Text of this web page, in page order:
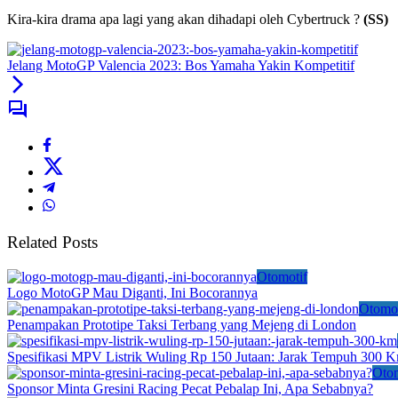
Kira-kira drama apa lagi yang akan dihadapi oleh Cybertruck ? (SS)
Jelang MotoGP Valencia 2023: Bos Yamaha Yakin Kompetitif
Related Posts
Otomotif
Logo MotoGP Mau Diganti, Ini Bocorannya
Penampakan Prototipe Taksi Terbang yang Mejeng di London
Spesifikasi MPV Listrik Wuling Rp 150 Jutaan: Jarak Tempuh 300
Sponsor Minta Gresini Racing Pecat Pebalap Ini, Apa Sebabnya?